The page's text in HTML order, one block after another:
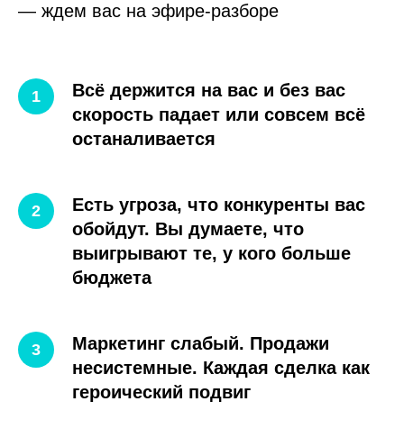
— ждем вас на эфире-разборе
Всё держится на вас и без вас
скорость падает или совсем всё
останаливается
Есть угроза, что конкуренты вас
обойдут. Вы думаете, что
выигрывают те, у кого больше
бюджета
Маркетинг слабый. Продажи
несистемные. Каждая сделка как
героический подвиг